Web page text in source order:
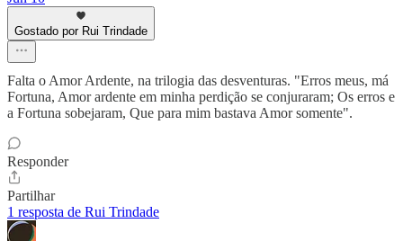
Gostado por Rui Trindade
Falta o Amor Ardente, na trilogia das desventuras. "Erros meus, má
Fortuna, Amor ardente em minha perdição se conjuraram; Os erros e
a Fortuna sobejaram, Que para mim bastava Amor somente".
Responder
Partilhar
1 resposta de Rui Trindade